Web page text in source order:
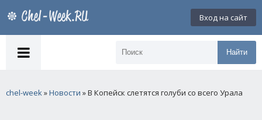
Вход на сайт
Найти
chel-week»Новости » В Копейск слетятся голуби со всего Урала